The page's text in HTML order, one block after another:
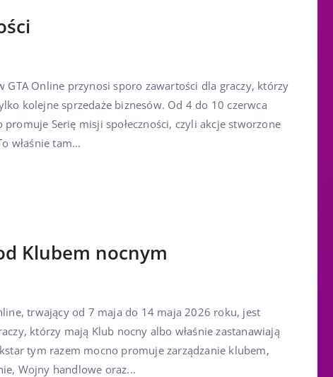
GTA Online przynosi sporo zawartości dla graczy, którzy
kolejne sprzedaże biznesów. Od 4 do 10 czerwca
Serię misji społeczności, czyli akcje stworzone
właśnie tam...
Klubem nocnym
trwający od 7 maja do 14 maja 2026 roku, jest
którzy mają Klub nocny albo właśnie zastanawiają
tym razem mocno promuje zarządzanie klubem,
Wojny handlowe oraz...